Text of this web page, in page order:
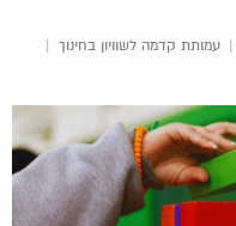
| עמותת קדמה לשוויון בחינוך |